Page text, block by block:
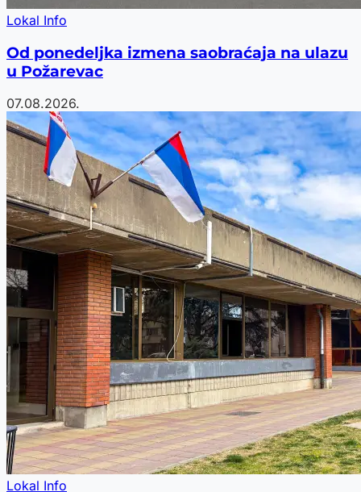
Lokal Info
Od ponedeljka izmena saobraćaja na ulazu
u Požarevac
07.08.2026.
Lokal Info